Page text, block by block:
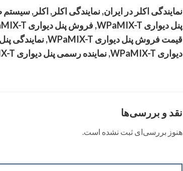
دیواری WPaMIX-T, نماینده رسمی پنل دیواری WPaMIX-T
نقد و بررسی‌ها
هنوز بررسی‌ای ثبت نشده است.